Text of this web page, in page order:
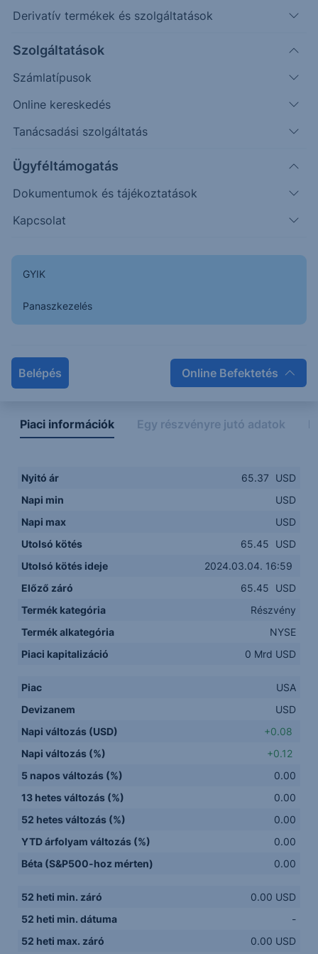
Derivatív termékek és szolgáltatások
Szolgáltatások
Számlatípusok
Online kereskedés
Tanácsadási szolgáltatás
Ügyféltámogatás
Dokumentumok és tájékoztatások
Kapcsolat
GYIK
Panaszkezelés
Belépés Online Befektetés
Ez a grafikon jelenleg nem elérhető.
Napon belüli Historikus
Legfontosabb adatok
Piaci információk Egy részvényre jutó adatok
Nyitó ár 65.37
USD
Napi min
USD
Napi max
USD
Utolsó kötés
65.45
USD
Utolsó kötés ideje
2024.03.04. 16:59
Előző záró
65.45
USD
Termék kategória
Részvény
Termék alkategória
NYSE
Piaci kapitalizáció
0 Mrd USD
Piac
USA
Devizanem
USD
Napi változás (USD)
+0.08
Napi változás (%)
+0.12
5 napos változás (%)
0.00
13 hetes változás (%)
0.00
52 hetes változás (%)
0.00
YTD árfolyam változás (%)
0.00
Béta (S&P500-hoz mérten)
0.00
52 heti min. záró
0.00 USD
52 heti min. dátuma
-
52 heti max. záró
0.00 USD